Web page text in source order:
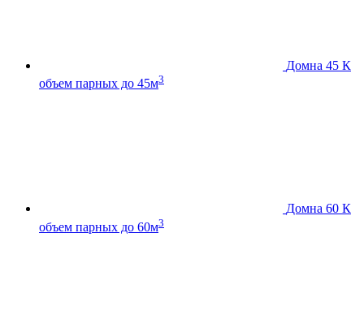
Домна 45 К
объем парных до 45м3
Домна 60 К
объем парных до 60м3